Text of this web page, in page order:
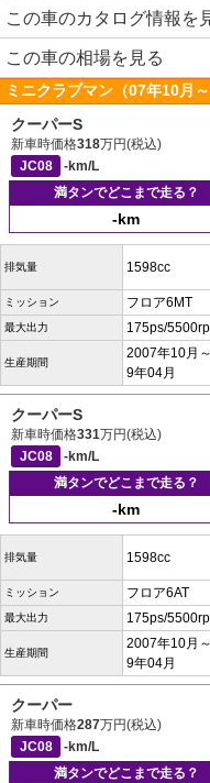
この車のカタログ情報を
この車の相場を見る
ミニクラブマン（07年10月
クーパーS
新車時価格318万円(税込)
JC08
-km/L
満タンでどこまで走る？
-km
排気量 1598cc
ミッション フロア6MT
最大出力 175ps/
生産期間
2007年10月
9年04月
クーパーS
新車時価格331万円(税込)
JC08
-km/L
満タンでどこまで走る？
-km
排気量 1598cc
ミッション フロア6AT
最大出力 175ps/
生産期間
2007年10月
9年04月
クーパー
新車時価格287万円(税込)
JC08
-km/L
満タンでどこまで走る？